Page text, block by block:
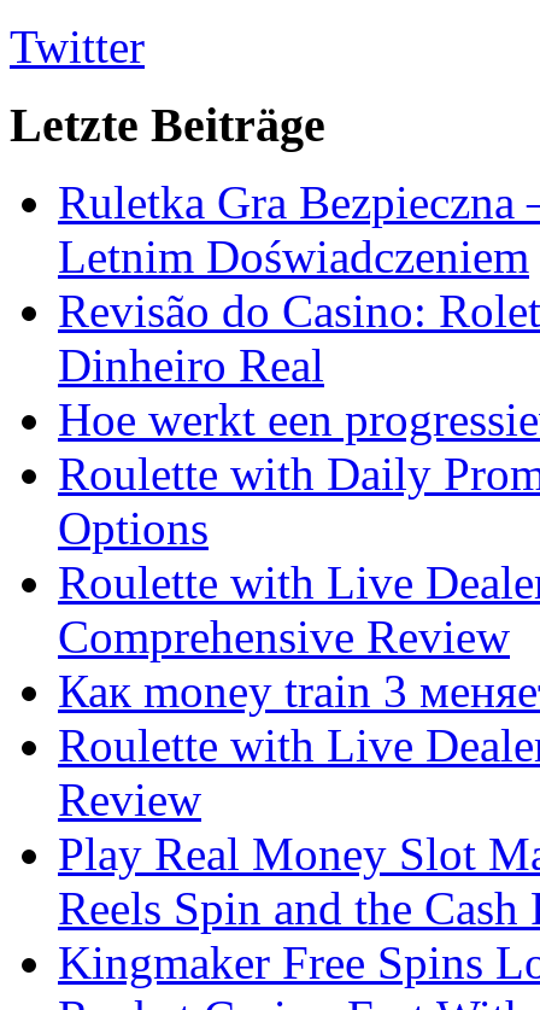
Twitter
Letzte Beiträge
Ruletka Gra
Letnim Doświadczeniem
Revisão do Casino:
Dinheiro Real
Hoe werkt een
Roulette with Daily
Options
Roulette with Live
Comprehensive Review
Как money train 3
Roulette with Live
Review
Play Real Money Slot
Reels Spin and the Cash
Kingmaker Free Spins